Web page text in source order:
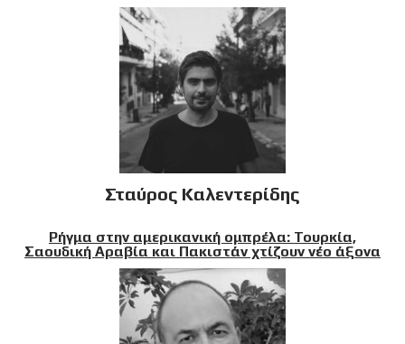
Σταύρος Καλεντερίδης
Ρήγμα στην αμερικανική ομπρέλα: Τουρκία,
Σαουδική Αραβία και Πακιστάν χτίζουν νέο άξονα